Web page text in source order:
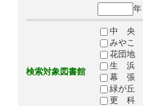
年
検索対象図書館
中 央
みやこ
花団地
生 浜
幕 張
緑が丘
更 科